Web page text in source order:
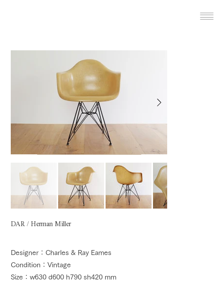
DAR / Herman Miller
Designer：Charles & Ray Eames
Condition：Vintage
Size：w630 d600 h790 sh420 mm